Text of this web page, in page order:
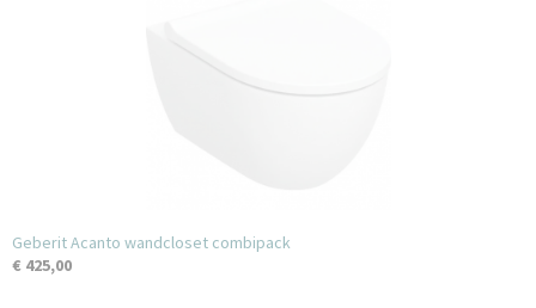
Geberit Acanto wandcloset combipack
€ 425,00